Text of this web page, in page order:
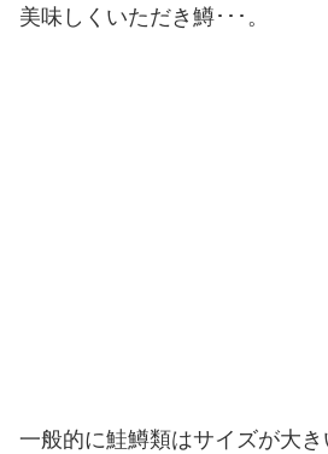
美味しくいただき鱒･･･。
一般的に鮭鱒類はサイズが大き